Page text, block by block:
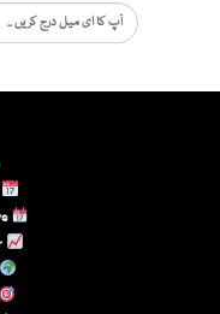
Last 30 Days:
This Year: